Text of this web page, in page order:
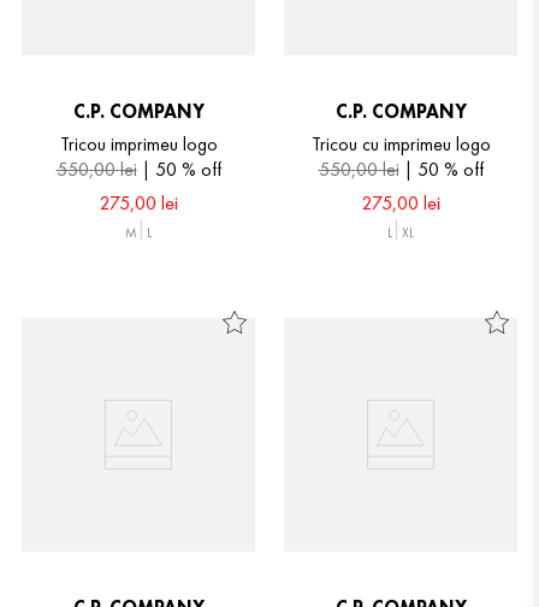
C.P. COMPANY
Tricou imprimeu logo
550,00lei 50 % off
275,00 lei
M L
C.P. COMPANY
Tricou cu imprimeu logo
550,00lei 50 % off
275,00 lei
L XL